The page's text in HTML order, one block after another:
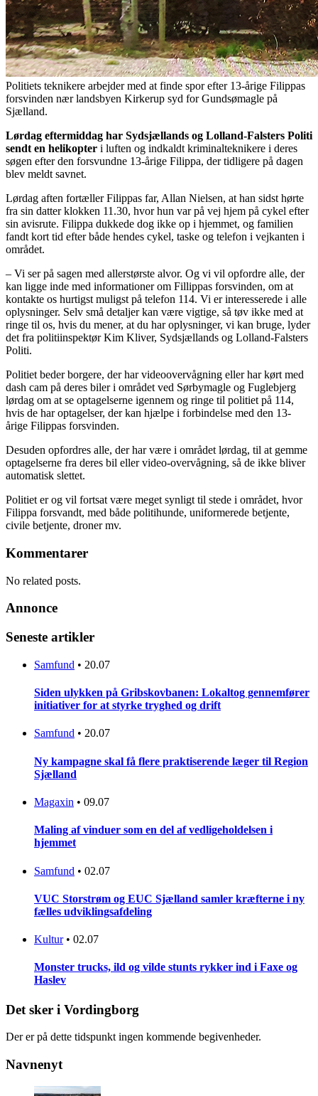
Politiets teknikere arbejder med at finde spor efter 13-årige Filippas
forsvinden nær landsbyen Kirkerup syd for Gundsømagle på
Sjælland.
Lørdag eftermiddag har Sydsjællands og Lolland-Falsters Politi
sendt en helikopter i luften og indkaldt kriminalteknikere i deres
søgen efter den forsvundne 13-årige Filippa, der tidligere på dagen
blev meldt savnet.
Lørdag aften fortæller Filippas far, Allan Nielsen, at han sidst hørte
fra sin datter klokken 11.30, hvor hun var på vej hjem på cykel efter
sin avisrute. Filippa dukkede dog ikke op i hjemmet, og familien
fandt kort tid efter både hendes cykel, taske og telefon i vejkanten i
området.
– Vi ser på sagen med allerstørste alvor. Og vi vil opfordre alle, der
kan ligge inde med informationer om Fillippas forsvinden, om at
kontakte os hurtigst muligst på telefon 114. Vi er interesserede i alle
oplysninger. Selv små detaljer kan være vigtige, så tøv ikke med at
ringe til os, hvis du mener, at du har oplysninger, vi kan bruge, lyder
det fra politiinspektør Kim Kliver, Sydsjællands og Lolland-Falsters
Politi.
Politiet beder borgere, der har videoovervågning eller har kørt med
dash cam på deres biler i området ved Sørbymagle og Fuglebjerg
lørdag om at se optagelserne igennem og ringe til politiet på 114,
hvis de har optagelser, der kan hjælpe i forbindelse med den 13-
årige Filippas forsvinden.
Desuden opfordres alle, der har være i området lørdag, til at gemme
optagelserne fra deres bil eller video-overvågning, så de ikke bliver
automatisk slettet.
Politiet er og vil fortsat være meget synligt til stede i området, hvor
Filippa forsvandt, med både politihunde, uniformerede betjente,
civile betjente, droner mv.
Kommentarer
No related posts.
Annonce
Seneste artikler
Samfund • 20.07
Siden ulykken på Gribskovbanen: Lokaltog gennemfører
initiativer for at styrke tryghed og drift
Samfund • 20.07
Ny kampagne skal få flere praktiserende læger til Region
Sjælland
Magaxin • 09.07
Maling af vinduer som en del af vedligeholdelsen i
hjemmet
Samfund • 02.07
VUC Storstrøm og EUC Sjælland samler kræfterne i ny
fælles udviklingsafdeling
Kultur • 02.07
Monster trucks, ild og vilde stunts rykker ind i Faxe og
Haslev
Det sker i Vordingborg
Der er på dette tidspunkt ingen kommende begivenheder.
Navnenyt